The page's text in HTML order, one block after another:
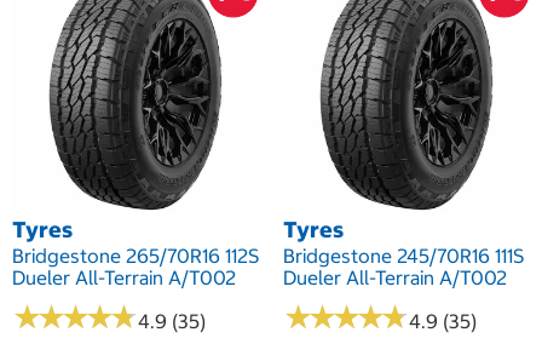
Tyres
Bridgestone 265/70R16 112S
Dueler All-Terrain A/T002
★★★★★
★★★★★4.9 (35)
Tyres
Bridgestone 245/70R16 111S
Dueler All-Terrain A/T002
★★★★★
★★★★★4.9 (35)